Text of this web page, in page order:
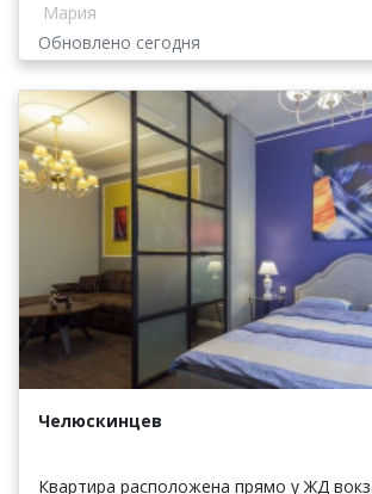
Мария
Обновлено сегодня
Челюскинцев
Квартира расположена прямо у ЖД